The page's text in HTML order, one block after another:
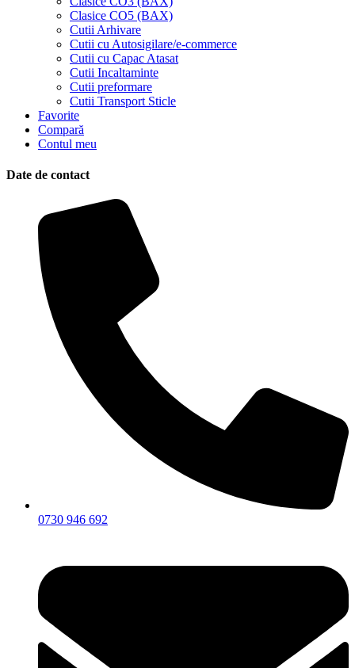
Clasice CO5 (BAX)
Cutii Arhivare
Cutii cu Autosigilare/e-commerce
Cutii cu Capac Atasat
Cutii Incaltaminte
Cutii preformare
Cutii Transport Sticle
Favorite
Compară
Contul meu
Date de contact
0730 946 692